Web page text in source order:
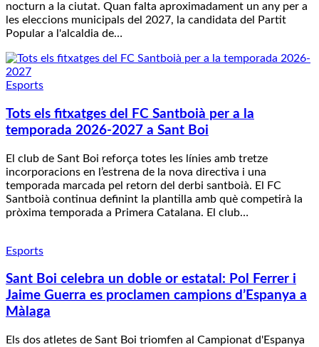
nocturn a la ciutat. Quan falta aproximadament un any per a
les eleccions municipals del 2027, la candidata del Partit
Popular a l'alcaldia de…
Esports
Tots els fitxatges del FC Santboià per a la
temporada 2026-2027 a Sant Boi
El club de Sant Boi reforça totes les línies amb tretze
incorporacions en l’estrena de la nova directiva i una
temporada marcada pel retorn del derbi santboià. El FC
Santboià continua definint la plantilla amb què competirà la
pròxima temporada a Primera Catalana. El club…
Esports
Sant Boi celebra un doble or estatal: Pol Ferrer i
Jaime Guerra es proclamen campions d’Espanya a
Màlaga
Els dos atletes de Sant Boi triomfen al Campionat d'Espanya